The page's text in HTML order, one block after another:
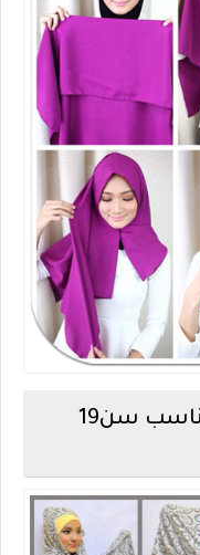
صور جديدة لربطات طرح تناسب سن19